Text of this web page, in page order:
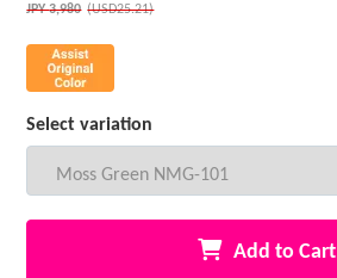
JPY3,980 (USD25.21)
Select variation
Add to Cart